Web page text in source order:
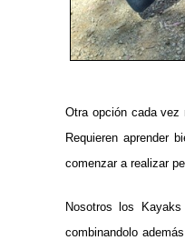
Otra opción cada
Requieren aprender
comenzar a realizar
Nosotros los
combinandolo